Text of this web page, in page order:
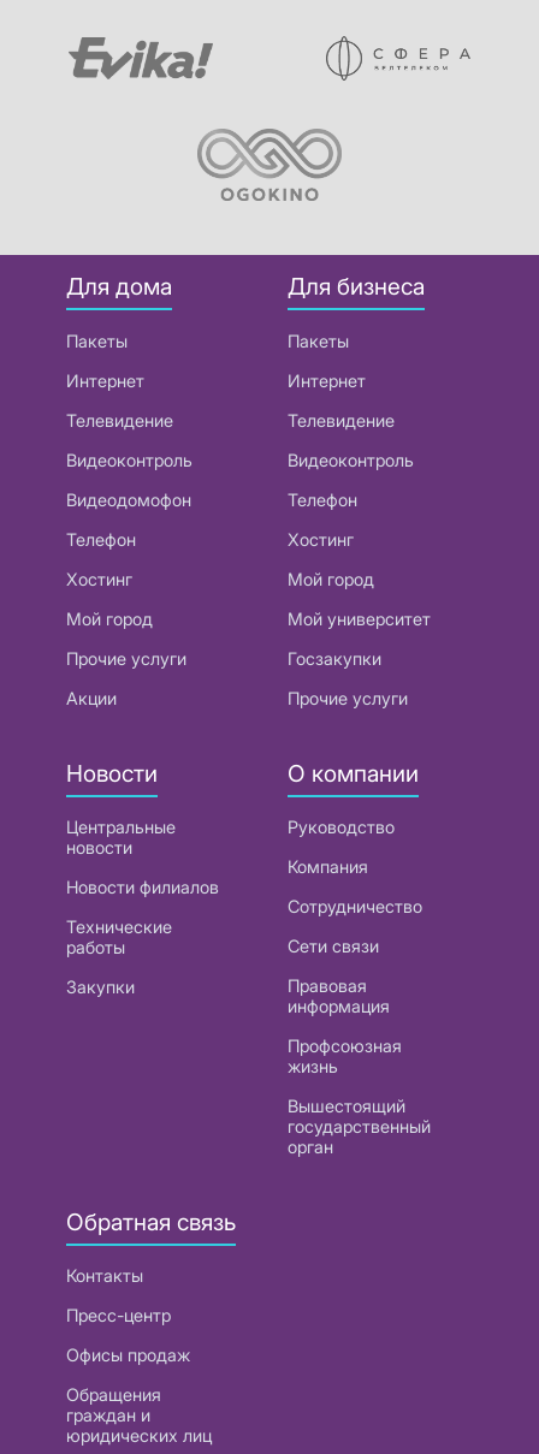
Для дома
Пакеты
Интернет
Телевидение
Видеоконтроль
Видеодомофон
Телефон
Хостинг
Мой город
Прочие услуги
Акции
Для бизнеса
Пакеты
Интернет
Телевидение
Видеоконтроль
Телефон
Хостинг
Мой город
Мой университет
Госзакупки
Прочие услуги
Новости
Центральные
новости
Новости филиалов
Технические
работы
Закупки
О компании
Руководство
Компания
Сотрудничество
Сети связи
Правовая
информация
Профсоюзная
жизнь
Вышестоящий
государственный
орган
Обратная связь
Контакты
Пресс-центр
Офисы продаж
Обращения
граждан и
юридических лиц